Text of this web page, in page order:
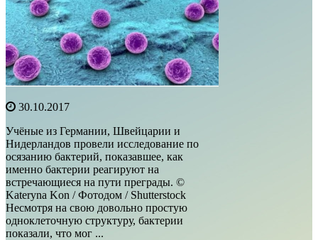
30.10.2017
Учёные из Германии, Швейцарии и
Нидерландов провели исследование по
осязанию бактерий, показавшее, как
именно бактерии реагируют на
встречающиеся на пути преграды. ©
Kateryna Kon / Фотодом / Shutterstock
Несмотря на свою довольно простую
одноклеточную структуру, бактерии
показали, что мог ...